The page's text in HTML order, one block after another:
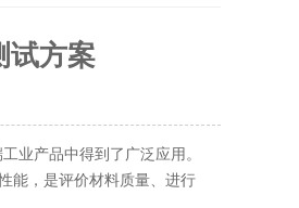
试方案
业产品中得到了广泛应用。
能，是评价材料质量、进行